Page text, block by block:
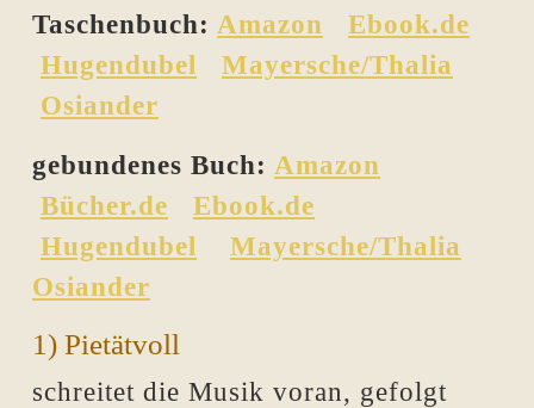
Taschenbuch: Amazon
Ebook.de
Hugendubel
Mayersche/Thalia
Osiander
gebundenes Buch: Amazon
Bücher.de
Ebook.de
Hugendubel
Mayersche/Thalia
Osiander
1) Pietätvoll
schreitet die Musik voran, gefolgt